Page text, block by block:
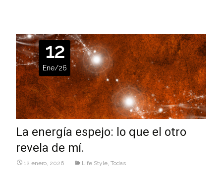
12
Ene/26
La energía espejo: lo que el otro
revela de mí.
12 enero, 2026 Life Style, Todas